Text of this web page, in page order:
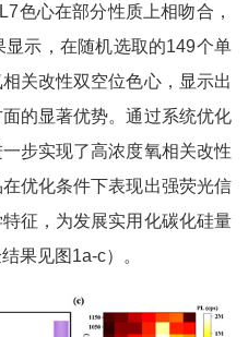
色心在部分性质上相吻合，
显示，在随机选取的149个单
关改性双空位色心，显示出
的显著优势。通过系统优化
步实现了高浓度氧相关改性
优化条件下表现出强荧光信
征，为发展实用化碳化硅量
果见图1a-c）。